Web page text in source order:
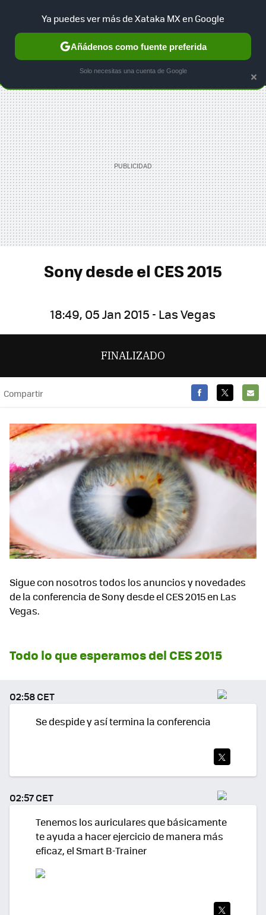
SELECCIÓN GAMING HOME AUTO TERRITORIO
Sony desde el CES 2015
18:49, 05 Jan 2015 - Las Vegas
FINALIZADO
Compartir
MAIL
Sigue con nosotros todos los anuncios y novedades
de la conferencia de Sony desde el CES 2015 en Las
Vegas.
Todo lo que esperamos del CES 2015
02:58 CET
Se despide y así termina la conferencia
TEA
R
02:57 CET
Tenemos los auriculares que básicamente
te ayuda a hacer ejercicio de manera más
eficaz, el Smart B-Trainer
×
Ya puedes ver más de Xataka MX en Google
Añádenos como fuente preferida
Solo necesitas una cuenta de Google